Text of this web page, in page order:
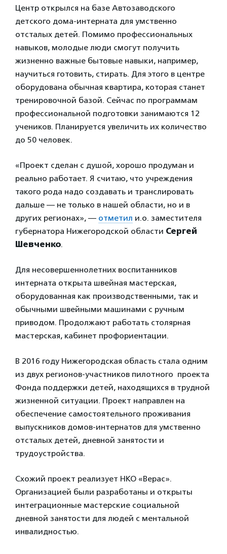
Центр открылся на базе Автозаводского
детского дома-интерната для умственно
отсталых детей. Помимо профессиональных
навыков, молодые люди смогут получить
жизненно важные бытовые навыки, например,
научиться готовить, стирать. Для этого в центре
оборудована обычная квартира, которая станет
тренировочной базой. Сейчас по программам
профессиональной подготовки занимаются 12
учеников. Планируется увеличить их количество
до 50 человек.
«Проект сделан с душой, хорошо продуман и
реально работает. Я считаю, что учреждения
такого рода надо создавать и транслировать
дальше — не только в нашей области, но и в
других регионах», — отметил и.о. заместителя
губернатора Нижегородской области Сергей
Шевченко.
Для несовершеннолетних воспитанников
интерната открыта швейная мастерская,
оборудованная как производственными, так и
обычными швейными машинами с ручным
приводом. Продолжают работать столярная
мастерская, кабинет профориентации.
В 2016 году Нижегородская область стала одним
из двух регионов-участников пилотного проекта
Фонда поддержки детей, находящихся в трудной
жизненной ситуации. Проект направлен на
обеспечение самостоятельного проживания
выпускников домов-интернатов для умственно
отсталых детей, дневной занятости и
трудоустройства.
Схожий проект реализует НКО «Верас».
Организацией были разработаны и открыты
интеграционные мастерские социальной
дневной занятости для людей с ментальной
инвалидностью.